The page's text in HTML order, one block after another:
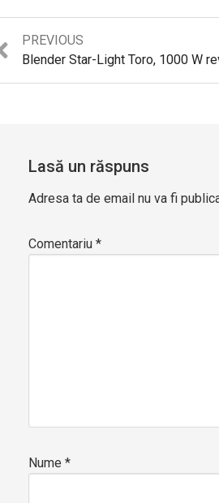
PREVIOUS
Previous
post:
Blender Star-Light Toro, 1000 W
Lasă un răspuns
Adresa ta de email nu va fi
Comentariu *
Nume *